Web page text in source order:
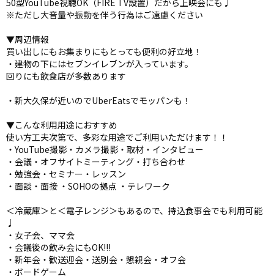
50型YouTube視聴OK（FIRE TV設置）だから上映会にも♩
※ただし大音量や振動を伴う行為はご遠慮ください
▼周辺情報
買い出しにもお集まりにもとっても便利の好立地！
・建物の下にはセブンイレブンが入っています。
回りにも飲食店が多数あります
・新大久保が近いのでUberEatsでモッパンも！
▼こんな利用用途におすすめ
使い方工夫次第で、多彩な用途でご利用いただけます！！
・YouTube撮影・カメラ撮影・取材・インタビュー
・会議・オフサイトミーティング・打ち合わせ
・勉強会・セミナー・レッスン
・面談・面接 ・SOHOの拠点 ・テレワーク
＜冷蔵庫＞と＜電子レンジ＞もあるので、持込食事会でも利用可能
♩
・女子会、ママ会
・会議後の飲み会にもOK!!!
・新年会・歓送迎会・送別会・懇親会・オフ会
・ボードゲーム